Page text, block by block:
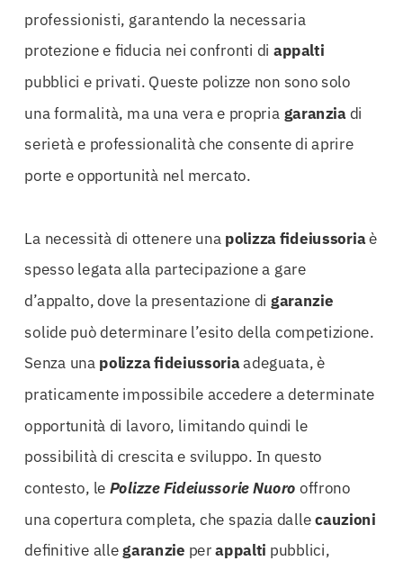
professionisti, garantendo la necessaria
protezione e fiducia nei confronti di appalti
pubblici e privati. Queste polizze non sono solo
una formalità, ma una vera e propria garanziadi
serietà e professionalità che consente di aprire
porte e opportunità nel mercato.
La necessità di ottenere una polizzafideiussoriaè
spesso legata alla partecipazione a gare
d’appalto, dove la presentazione digaranzie
solide può determinare l’esito della competizione.
Senza una polizzafideiussoriaadeguata, è
praticamente impossibile accedere a determinate
opportunità di lavoro, limitando quindi le
possibilità di crescita e sviluppo. In questo
contesto, le Polizze Fideiussorie Nuoro offrono
una copertura completa, che spazia dallecauzioni
definitive allegaranzie perappalti pubblici,